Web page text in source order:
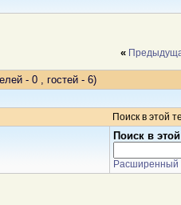
«
- 0 , гостей - 6)
Поиск в этой
Поиск в
Расширенный